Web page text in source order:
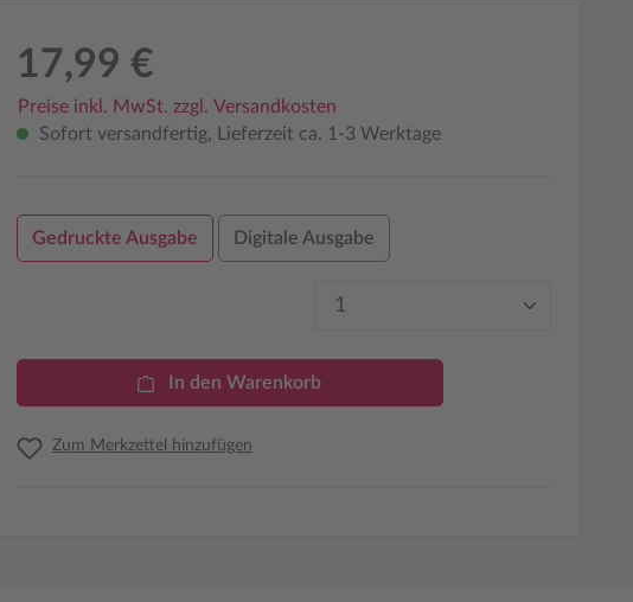
17,99 €
Preise inkl. MwSt. zzgl. Versandkosten
Sofort versandfertig, Lieferzeit ca. 1-3 Werktage
Gedruckte Ausgabe Digitale Ausgabe
Produkt Anzahl: Gib
In den Warenkorb
Zum Merkzettel hinzufügen